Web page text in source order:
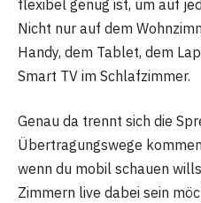
flexibel genug ist, um auf
Nicht nur auf dem
Handy, dem Tablet, dem
Smart TV im Schlafzimmer.
Genau da trennt sich die
Übertragungswege
wenn du mobil schauen
Zimmern live dabei sein